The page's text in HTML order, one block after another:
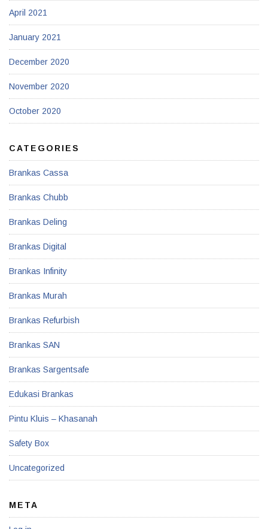
April 2021
January 2021
December 2020
November 2020
October 2020
CATEGORIES
Brankas Cassa
Brankas Chubb
Brankas Deling
Brankas Digital
Brankas Infinity
Brankas Murah
Brankas Refurbish
Brankas SAN
Brankas Sargentsafe
Edukasi Brankas
Pintu Kluis – Khasanah
Safety Box
Uncategorized
META